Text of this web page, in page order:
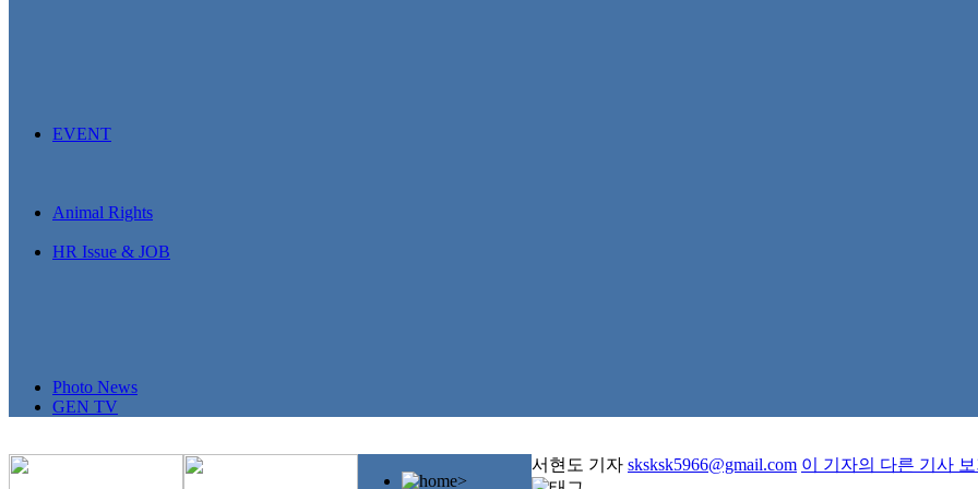
EVENT
Animal Rights
HR Issue & JOB
Photo News
GEN TV
>
서현도 기자 sksksk5966@gmail.com 이 기자의 다른 기사